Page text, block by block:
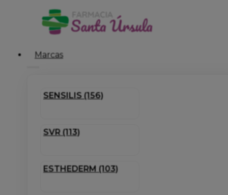
Marcas
SENSILIS (156)
SVR (113)
ESTHEDERM (103)